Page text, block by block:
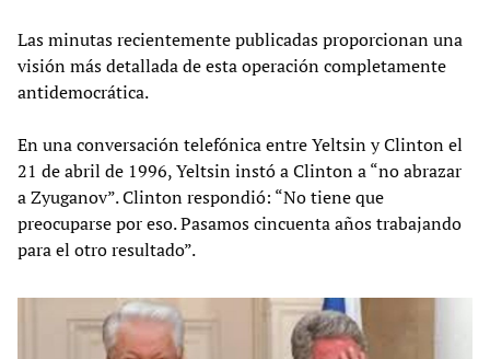
Las minutas recientemente publicadas proporcionan una
visión más detallada de esta operación completamente
antidemocrática.
En una conversación telefónica entre Yeltsin y Clinton el
21 de abril de 1996, Yeltsin instó a Clinton a “no abrazar
a Zyuganov”. Clinton respondió: “No tiene que
preocuparse por eso. Pasamos cincuenta años trabajando
para el otro resultado”.